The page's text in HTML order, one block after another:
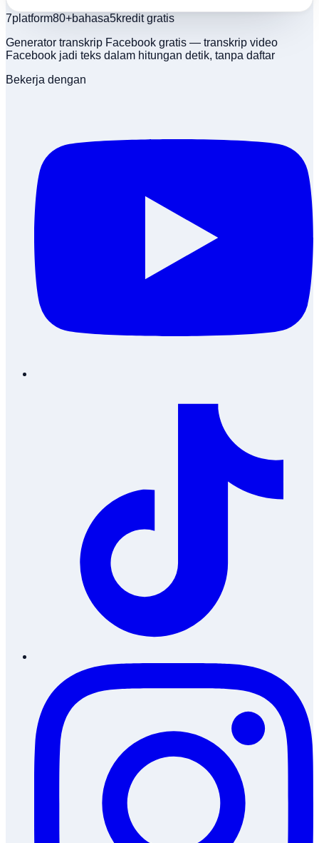
7platform80+bahasa5kredit gratis
Generator transkrip Facebook gratis — transkrip video
Facebook jadi teks dalam hitungan detik, tanpa daftar
Bekerja dengan